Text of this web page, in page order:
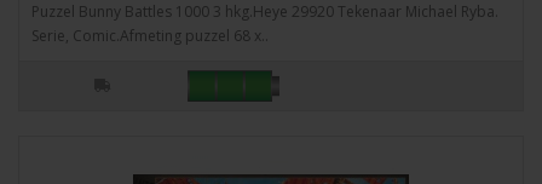
Puzzel Bunny Battles 1000 3 hkg.Heye 29920 Tekenaar Michael Ryba.
Serie, Comic.Afmeting puzzel 68 x..